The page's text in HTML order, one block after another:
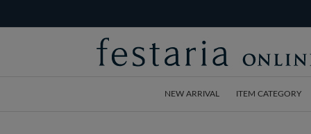
NEW ARRIVAL ITEM CATEGORY